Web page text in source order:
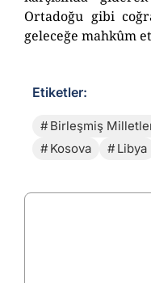
Ortadoğu gibi
geleceğe mahkûm
Etiketler:
Birleşmiş
Kosova
Libya